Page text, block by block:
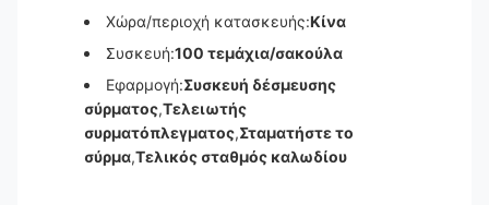
Χώρα/περιοχή κατασκευής:Κίνα
Συσκευή:100 τεμάχια/σακούλα
Εφαρμογή:Συσκευή δέσμευσης
σύρματος,Τελειωτής
συρματόπλεγματος,Σταματήστε το
σύρμα,Τελικός σταθμός καλωδίου